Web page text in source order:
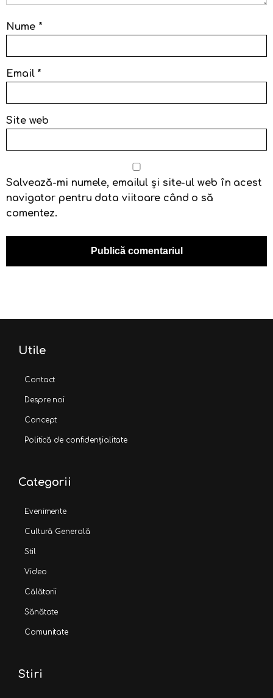
Nume *
Email *
Site web
Salvează-mi numele, emailul și site-ul web în acest
navigator pentru data viitoare când o să
comentez.
Utile
Contact
Despre noi
Concept
Politică de confidențialitate
Categorii
Evenimente
Cultură Generală
Stil
Video
Călătorii
Sănătate
Comunitate
Stiri